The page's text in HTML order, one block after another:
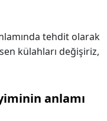
tehdit olarak
külahları değişiriz,
anlamı